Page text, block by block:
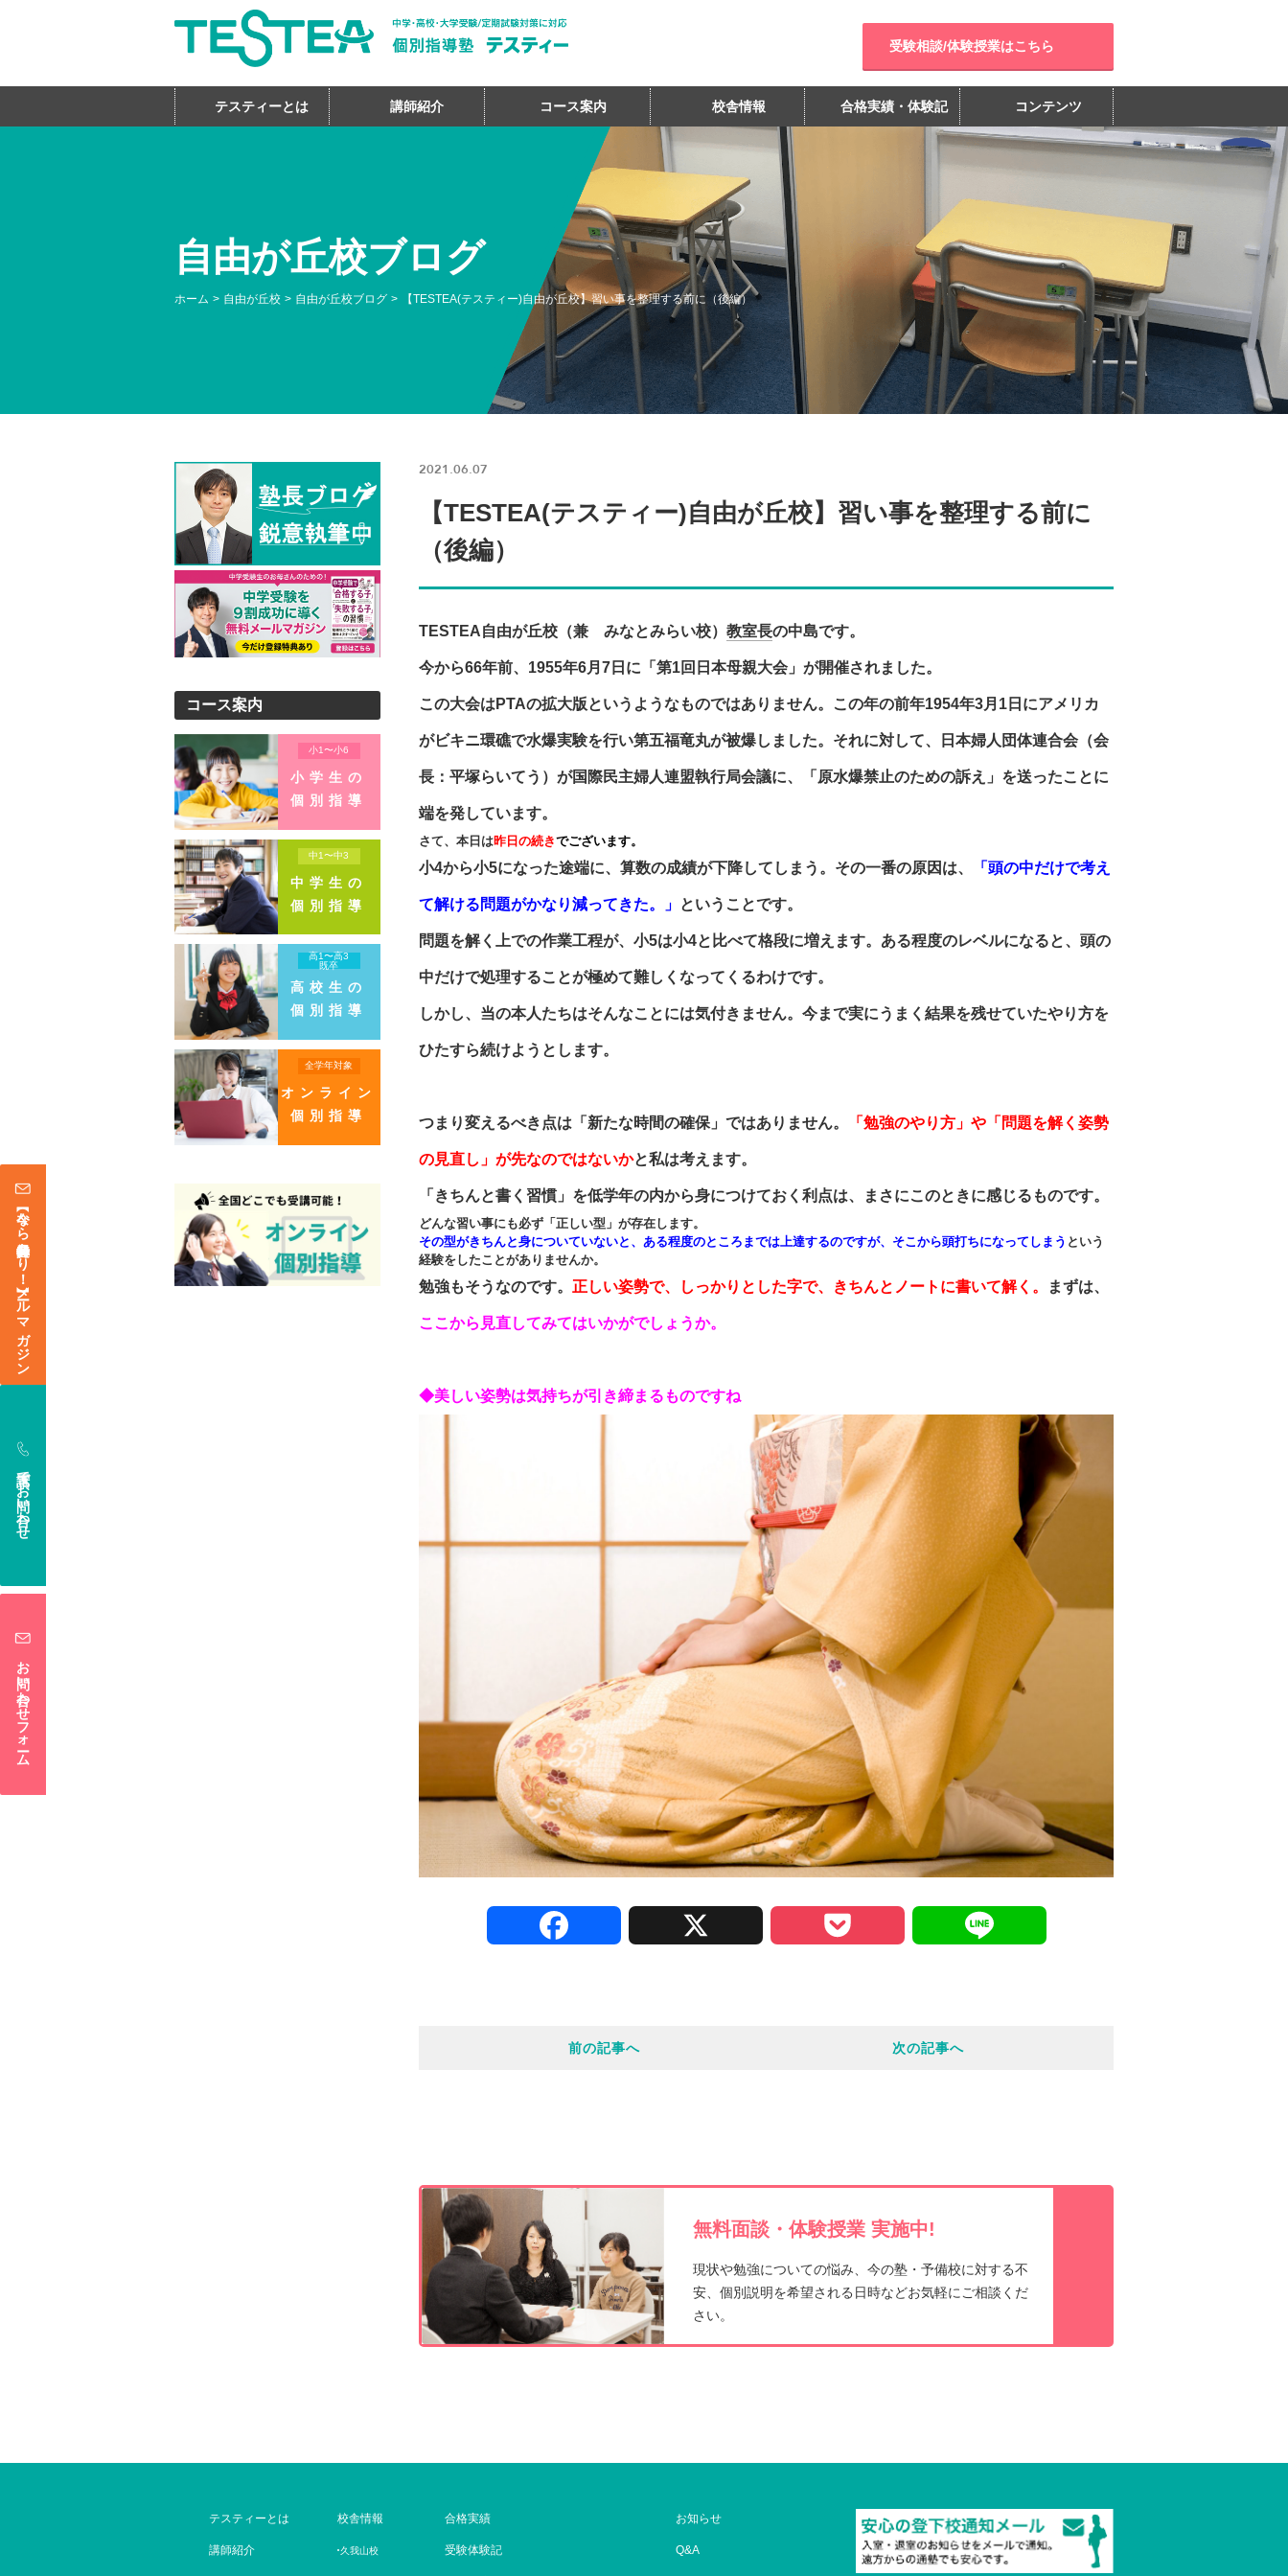
受験相談/体験授業はこちら
テスティーとは 講師紹介 コース案内 校舎情報 合格実績・体験記 コンテンツ
自由が丘校ブログ
ホーム 自由が丘校 自由が丘校ブログ 【TESTEA(テスティー)自由が丘校】習い事を整理する前に（後編）
コース案内
小1〜小6
小学生の
個別指導
中1〜中3
中学生の
個別指導
高1〜高3
既卒
高校生の
個別指導
全学年対象
オンライン
個別指導
2021.06.07
【TESTEA(テスティー)自由が丘校】習い事を整理する前に
（後編）
TESTEA自由が丘校 （兼 みなとみらい校） 教室長の中島です。
今から66年前、1955年6月7日に「 第1回日本母親大会 」が開催されました。
この大会はPTAの拡大版というようなものではありません。この年の前年1954年3月1日にアメリカ
がビキニ環礁で水爆実験を行い第五福竜丸が被爆しました。それに対して、日本婦人団体連合会（会
長：平塚らいてう）が国際民主婦人連盟執行局会議に、「原水爆禁止のための訴え」を送ったことに
端を発しています。
さて、本日は昨日の続きでございます。
小4から小5になった途端に、算数の成績が下降してしまう。その一番の原因は、 「頭の中だけで考え
て解ける問題がかなり減ってきた。」 ということです。
問題を解く上での作業工程が、小5は小4と比べて格段に増えます。ある程度のレベルになると、頭の
中だけで処理することが極めて難しくなってくるわけです。
しかし、当の本人たちはそんなことには気付きません。今まで実にうまく結果を残せていたやり方を
ひたすら続けようとします。
つまり変えるべき点は「新たな時間の確保」ではありません。 「勉強のやり方」や「問題を解く姿勢
の見直し」が先なのではないかと私は考えます。
「きちんと書く習慣」を低学年の内から身につけておく利点は、まさにこのときに感じるものです。
どんな習い事にも必ず「正しい型」が存在します。
その型がきちんと身についていないと、ある程度のところまでは上達するのですが、そこから頭打ちになってしまう という
経験をしたことがありませんか。
勉強もそうなのです。 正しい姿勢で、しっかりとした字で、きちんとノートに書いて解く。 まずは、
ここから見直してみてはいかがでしょうか。
◆美しい姿勢は気持ちが引き締まるものですね
k
前の記事へ 次の記事へ
無料面談・体験授業 実施中!
現状や勉強についての悩み、今の塾・予備校に対する不
安、個別説明を希望される日時などお気軽にご相談くだ
さい。
【今なら登録特典あり！】メールマガジン
電話でお問い合わせ
お問い合わせフォーム
テスティーとは
講師紹介
校舎情報
久我山校
合格実績
受験体験記
お知らせ
Q&A